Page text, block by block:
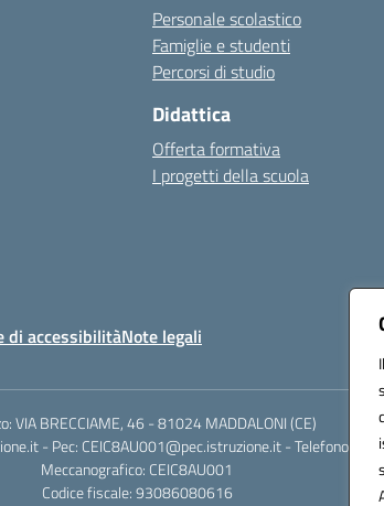
Personale scolastico
Famiglie e studenti
Percorsi di studio
Didattica
Offerta formativa
I progetti della scuola
di accessibilitàNote legali
VIA BRECCIAME, 46 - 81024 MADDALONI (CE)
- Pec: CEIC8AU001@pec.istruzione.it - Telefono:
Meccanografico: CEIC8AU001
Codice fiscale: 93086080616